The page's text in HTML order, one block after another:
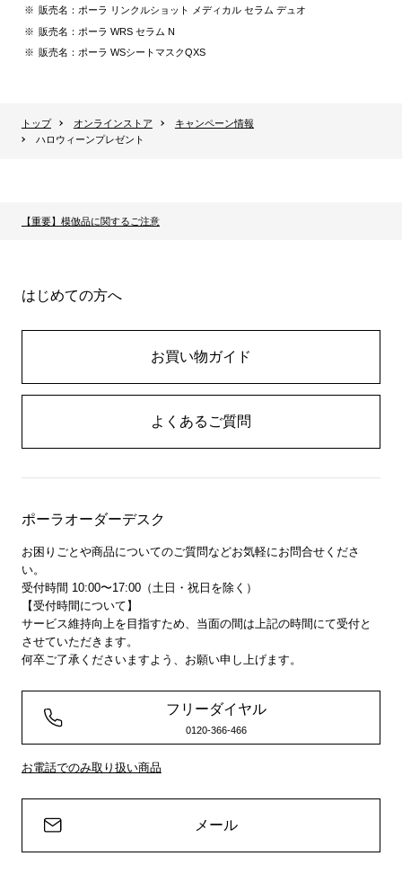
販売名：ポーラ リンクルショット メディカル セラム デュオ
販売名：ポーラ WRS セラム N
販売名：ポーラ WSシートマスクQXS
トップ オンラインストア
キャンペーン情報
ハロウィーンプレゼント
【重要】模倣品に関するご注意
はじめての方へ
お買い物ガイド
よくあるご質問
ポーラオーダーデスク
お困りごとや商品についてのご質問などお気軽にお問合せくださ
い。
受付時間 10:00〜17:00（土日・祝日を除く）
【受付時間について】
サービス維持向上を目指すため、当面の間は上記の時間にて受付と
させていただきます。
何卒ご了承くださいますよう、お願い申し上げます。
フリーダイヤル
0120-366-466
お電話でのみ取り扱い商品
メール